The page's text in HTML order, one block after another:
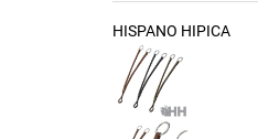
HISPANO HIPICA